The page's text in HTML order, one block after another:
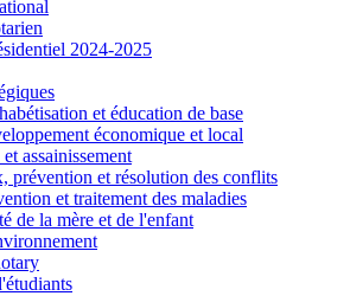
2024-2025
et éducation de base
économique et local
assainissement
prévention et résolution des conflits
et traitement des maladies
de la mère et de l'enfant